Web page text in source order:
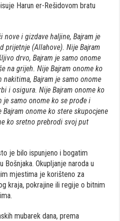
Harun er-Rešidovom bratu
nove i gizdave haljine, Bajram je
prijetnje (Allahove). Nije Bajram
drvo, Bajram je samo onome
na grijeh. Nije Bajram onome ko
Bajram je samo onome
i osigura. Nije Bajram onome ko
je samo onome ko se prođe i
onome ko stere skupocjene
ko sretno prebrodi svoj put
je bilo ispunjeno i bogatim
Okupljanje naroda u
mjestima je korišteno za
kraja, pokrajine ili regije o bitnim
mubarek dana, prema